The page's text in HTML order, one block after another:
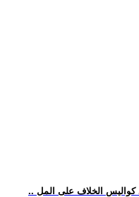
الخلاف على المل